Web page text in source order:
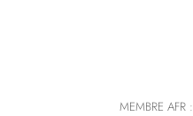
MEMBRE AFR :